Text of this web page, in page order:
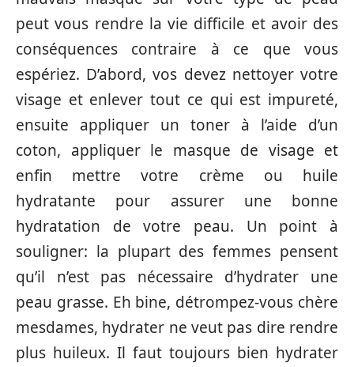
peut vous rendre la vie difficile et avoir des
conséquences contraire à ce que vous
espériez. D’abord, vos devez nettoyer votre
visage et enlever tout ce qui est impureté,
ensuite appliquer un toner à l’aide d’un
coton, appliquer le masque de visage et
enfin mettre votre crème ou huile
hydratante pour assurer une bonne
hydratation de votre peau. Un point à
souligner: la plupart des femmes pensent
qu’il n’est pas nécessaire d’hydrater une
peau grasse. Eh bine, détrompez-vous chère
mesdames, hydrater ne veut pas dire rendre
plus huileux. Il faut toujours bien hydrater